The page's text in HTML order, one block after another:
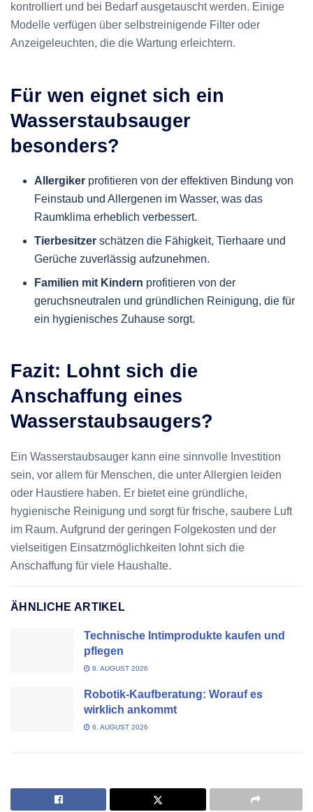
kontrolliert und bei Bedarf ausgetauscht werden. Einige
Modelle verfügen über selbstreinigende Filter oder
Anzeigeleuchten, die die Wartung erleichtern.
Für wen eignet sich ein
Wasserstaubsauger
besonders?
Allergiker profitieren von der effektiven Bindung von
Feinstaub und Allergenen im Wasser, was das
Raumklima erheblich verbessert.
Tierbesitzer schätzen die Fähigkeit, Tierhaare und
Gerüche zuverlässig aufzunehmen.
Familien mit Kindern profitieren von der
geruchsneutralen und gründlichen Reinigung, die für
ein hygienisches Zuhause sorgt.
Fazit: Lohnt sich die
Anschaffung eines
Wasserstaubsaugers?
Ein Wasserstaubsauger kann eine sinnvolle Investition
sein, vor allem für Menschen, die unter Allergien leiden
oder Haustiere haben. Er bietet eine gründliche,
hygienische Reinigung und sorgt für frische, saubere Luft
im Raum. Aufgrund der geringen Folgekosten und der
vielseitigen Einsatzmöglichkeiten lohnt sich die
Anschaffung für viele Haushalte.
ÄHNLICHE ARTIKEL
Technische Intimprodukte kaufen und
pflegen
8. AUGUST 2026
Robotik-Kaufberatung: Worauf es
wirklich ankommt
6. AUGUST 2026